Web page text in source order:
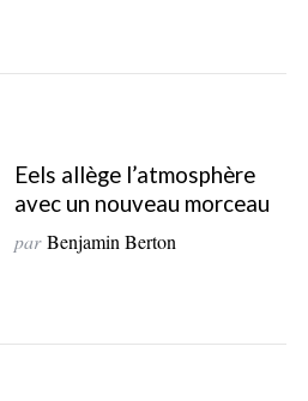
Eels allège l’atmosphère
avec un nouveau morceau
par Benjamin Berton